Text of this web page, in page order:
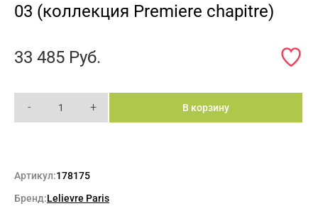
03 (коллекция Premiere chapitre)
33 485 Руб.
- + В корзину
Артикул:178175
Бренд:Lelievre Paris